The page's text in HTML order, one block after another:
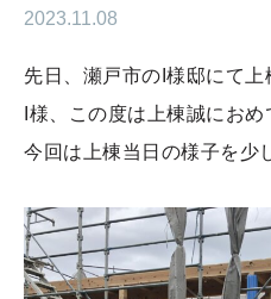
2023.11.08
先日、瀬戸市のI様邸にて上
I様、この度は上棟誠にお
今回は上棟当日の様子を少